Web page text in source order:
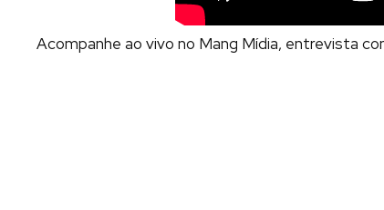
Acompanhe ao vivo no Mang Mídia, entrevista